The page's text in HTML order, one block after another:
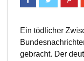
Ein tödlicher
gebracht. Der